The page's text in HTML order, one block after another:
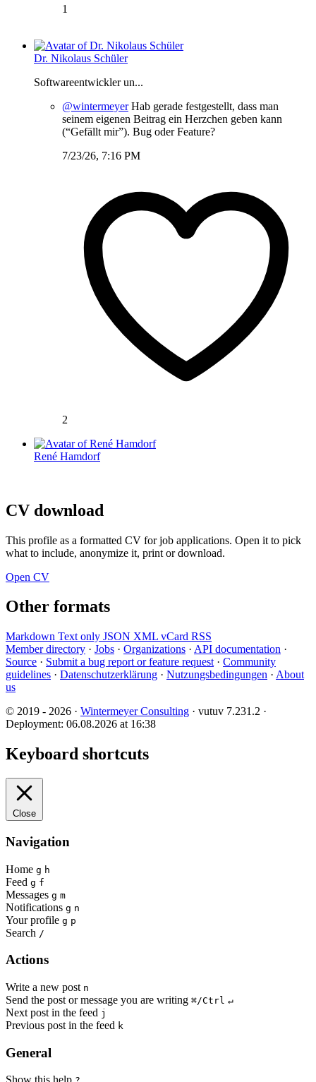
1
Dr. Nikolaus Schüler
Softwareentwickler un...
@wintermeyerHab gerade festgestellt, dass man
seinem eigenen Beitrag ein Herzchen geben kann
(“Gefällt mir”). Bug oder Feature?
7/23/26, 7:16 PM
2
René Hamdorf
CV download
This profile as a formatted CV for job applications. Open it to pick
what to include, anonymize it, print or download.
Open CV
Other formats
Markdown Text only JSON XML vCard RSS
Member directory · Jobs · Organizations · API documentation ·
Source · Submit a bug report or feature request · Community
guidelines · Datenschutzerklärung · Nutzungsbedingungen · About
us
© 2019 - 2026 · Wintermeyer Consulting · vutuv 7.231.2 ·
Deployment: 06.08.2026 at 16:38
Keyboard shortcuts
Close
Navigation
Home g h
Feed g f
Messages g m
Notifications g n
Your profile g p
Search /
Actions
Write a new post n
Send the post or message you are writing ⌘/Ctrl ↵
Next post in the feed j
Previous post in the feed k
General